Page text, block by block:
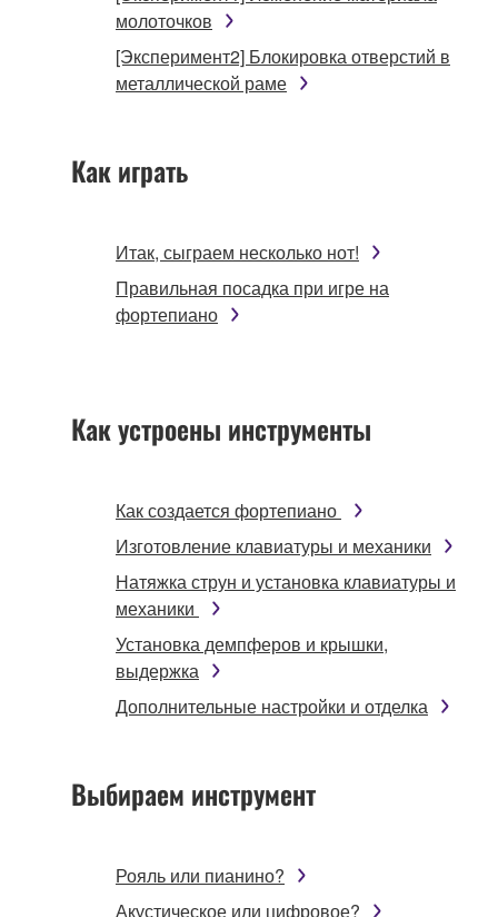
молоточков
[Эксперимент2] Блокировка отверстий в
металлической раме
Как играть
Итак, сыграем несколько нот!
Правильная посадка при игре на
фортепиано
Как устроены инструменты
Как создается фортепиано
Изготовление клавиатуры и механики
Натяжка струн и установка клавиатуры и
механики
Установка демпферов и крышки,
выдержка
Дополнительные настройки и отделка
Выбираем инструмент
Рояль или пианино?
Акустическое или цифровое?